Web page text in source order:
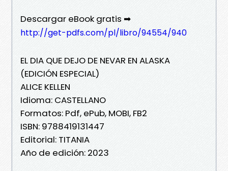
Descargar eBook gratis ➡
http://get-pdfs.com/pl/libro/94554/940
EL DIA QUE DEJO DE NEVAR EN ALASKA
(EDICIÓN ESPECIAL)
ALICE KELLEN
Idioma: CASTELLANO
Formatos: Pdf, ePub, MOBI, FB2
ISBN: 9788419131447
Editorial: TITANIA
Año de edición: 2023